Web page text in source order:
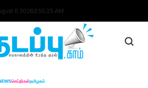
6 20263:55:25 AM
செய்திகள்தமிழகம்